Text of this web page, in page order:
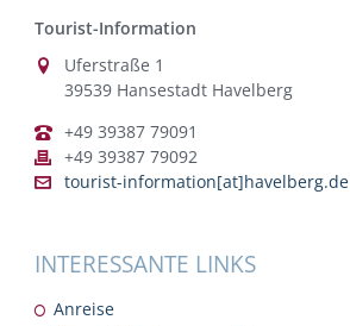
Tourist-Information
Uferstraße 1
39539 Hansestadt Havelberg
+49 39387 79091
+49 39387 79092
tourist-information[at]havelberg.de
INTERESSANTE LINKS
Anreise